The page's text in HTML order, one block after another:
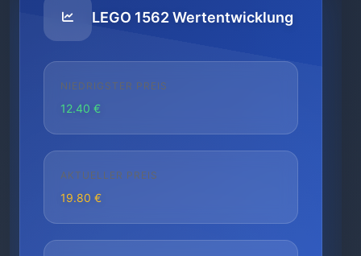
LEGO 1562 Wertentwicklung
NIEDRIGSTER PREIS
12.40 €
AKTUELLER PREIS
19.80 €